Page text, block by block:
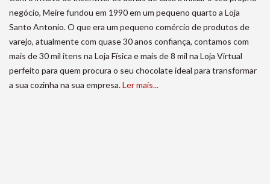
negócio, Meire fundou em 1990 em um pequeno quarto a Loja
Santo Antonio. O que era um pequeno comércio de produtos de
varejo, atualmente com quase 30 anos confiança, contamos com
mais de 30 mil itens na Loja Física e mais de 8 mil na Loja Virtual
perfeito para quem procura o seu chocolate ideal para transformar
a sua cozinha na sua empresa.Ler mais...